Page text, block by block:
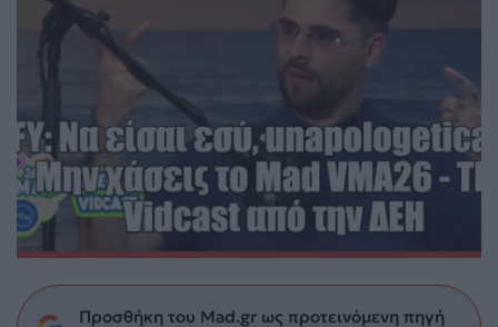
Προσθήκη του Mad.gr ως προτεινόμενη πηγή